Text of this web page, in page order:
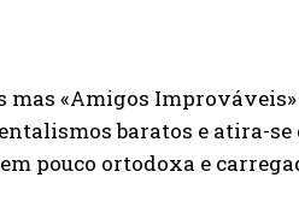
«Amigos Improváveis»
baratos e atira-se
pouco ortodoxa e